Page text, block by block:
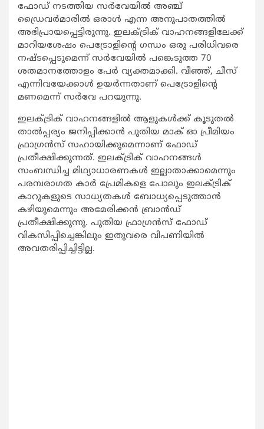
ഫോഡ് നടത്തിയ സര്‍വേയില്‍ അഞ്ച്
ഡ്രൈവര്‍മാരില്‍ ഒരാള്‍ എന്ന അനുപാതത്തില്‍
അഭിപ്രായപ്പെട്ടിരുന്നു. ഇലക്ട്രിക് വാഹനങ്ങളിലേക്ക്
മാറിയശേഷം പെട്രോളിന്റെ ഗന്ധം ഒരു പരിധിവരെ
നഷ്ടപ്പെടുമെന്ന് സര്‍വേയില്‍ പങ്കെടുത്ത 70
ശതമാനത്തോളം പേര്‍ വ്യക്തമാക്കി. വീഞ്ഞ്, ചീസ്
എന്നിവയേക്കാള്‍ ഉയര്‍ന്നതാണ് പെട്രോളിന്റെ
മണമെന്ന് സര്‍വേ പറയുന്നു.
ഇലക്ട്രിക് വാഹനങ്ങളില്‍ ആളുകള്‍ക്ക് കൂടുതല്‍
താല്‍പ്പര്യം ജനിപ്പിക്കാന്‍ പുതിയ മാക് ഓ പ്രീമിയം
ഫ്രാഗ്രന്‍സ് സഹായിക്കുമെന്നാണ് ഫോഡ്
പ്രതീക്ഷിക്കുന്നത്. ഇലക്ട്രിക് വാഹനങ്ങള്‍
സംബന്ധിച്ച മിഥ്യാധാരണകള്‍ ഇല്ലാതാക്കാമെന്നും
പരമ്പരാഗത കാര്‍ പ്രേമികളെ പോലും ഇലക്ട്രിക്
കാറുകളുടെ സാധ്യതകള്‍ ബോധ്യപ്പെടുത്താന്‍
കഴിയുമെന്നും അമേരിക്കന്‍ ബ്രാന്‍ഡ്
പ്രതീക്ഷിക്കുന്നു. പുതിയ ഫ്രാഗ്രന്‍സ് ഫോഡ്
വികസിപ്പിച്ചെങ്കിലും ഇതുവരെ വിപണിയില്‍
അവതരിപ്പിച്ചിട്ടില്ല.